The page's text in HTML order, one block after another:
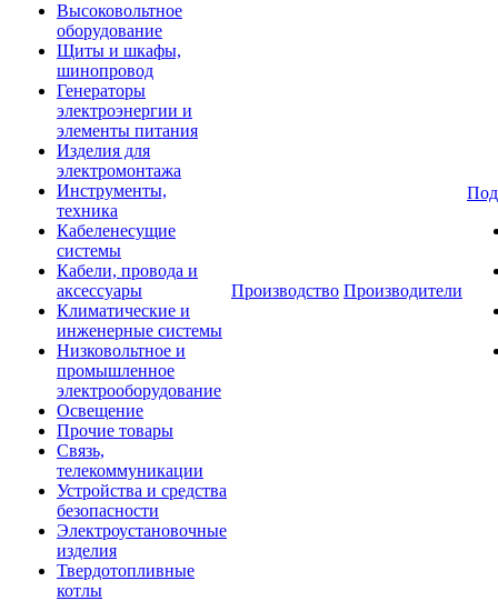
Высоковольтное
оборудование
Щиты и шкафы,
шинопровод
Генераторы
электроэнергии и
элементы питания
Изделия для
электромонтажа
Инструменты,
техника
Кабеленесущие
системы
Кабели, провода и
аксессуары
Климатические и
инженерные системы
Низковольтное и
промышленное
электрооборудование
Освещение
Прочие товары
Связь,
телекоммуникации
Устройства и средства
безопасности
Электроустановочные
изделия
Твердотопливные
котлы
Производство Производители